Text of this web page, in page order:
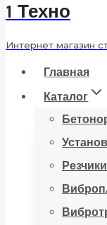
1 Техно
Интернет магазин
Главная
Каталог